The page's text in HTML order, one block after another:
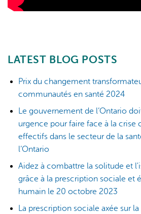
LATEST BLOG POSTS
Prix du changement
communautés en santé 2024
Le gouvernement de l’Ontario
urgence pour faire face à la crise
effectifs dans le secteur de la
l’Ontario
Aidez à combattre la solitude et
grâce à la prescription sociale et
humain le 20 octobre 2023
La prescription sociale axée sur